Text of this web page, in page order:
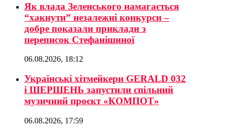
Як влада Зеленського намагається
“хакнути” незалежні конкурси –
добре показали приклади з
переписок Стефанішиної
06.08.2026, 18:12
Українські хітмейкери GERALD 032
і ШЕРШЕНЬ запустили спільний
музичний проєкт «КОМПОТ»
06.08.2026, 17:59